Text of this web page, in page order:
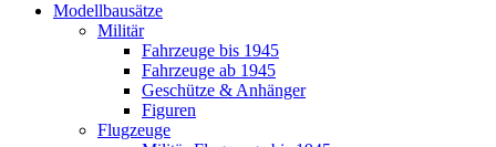
Modellbausätze
Militär
Fahrzeuge bis 1945
Fahrzeuge ab 1945
Geschütze & Anhänger
Figuren
Flugzeuge